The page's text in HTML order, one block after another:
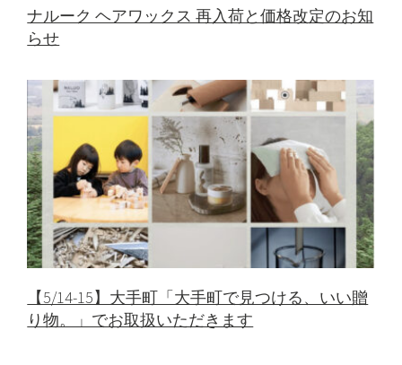
ナルーク ヘアワックス 再入荷と価格改定のお知
らせ
【5/14-15】大手町「大手町で見つける、いい贈
り物。」でお取扱いただきます